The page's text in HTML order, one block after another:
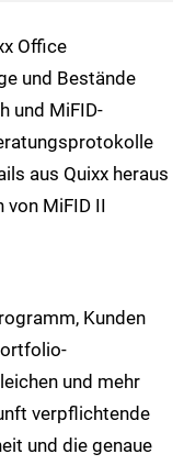
Office
und Bestände
und MiFID-
aus Quixx heraus
MiFID II
Kunden
und mehr
verpflichtende
und die genaue